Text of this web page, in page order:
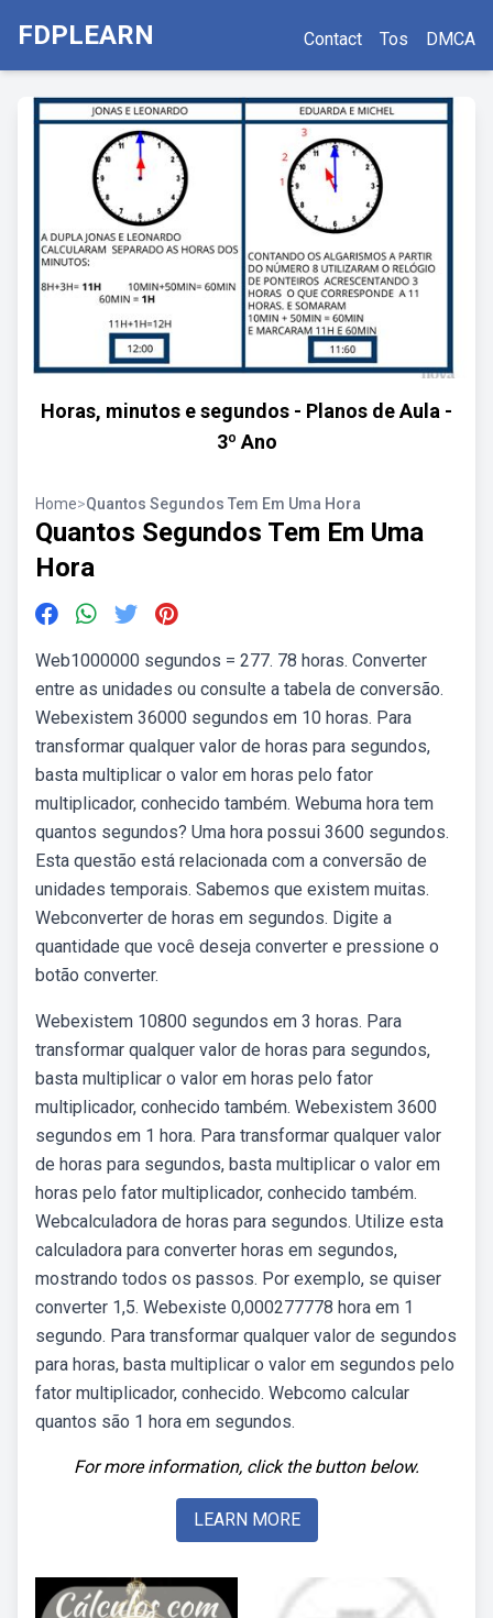
FDPLEARN Contact Tos DMCA
Horas, minutos e segundos - Planos de Aula -
3º Ano
Home>Quantos Segundos Tem Em Uma Hora
Quantos Segundos Tem Em Uma
Hora
Web1000000 segundos = 277. 78 horas. Converter
entre as unidades ou consulte a tabela de conversão.
Webexistem 36000 segundos em 10 horas. Para
transformar qualquer valor de horas para segundos,
basta multiplicar o valor em horas pelo fator
multiplicador, conhecido também. Webuma hora tem
quantos segundos? Uma hora possui 3600 segundos.
Esta questão está relacionada com a conversão de
unidades temporais. Sabemos que existem muitas.
Webconverter de horas em segundos. Digite a
quantidade que você deseja converter e pressione o
botão converter.
Webexistem 10800 segundos em 3 horas. Para
transformar qualquer valor de horas para segundos,
basta multiplicar o valor em horas pelo fator
multiplicador, conhecido também. Webexistem 3600
segundos em 1 hora. Para transformar qualquer valor
de horas para segundos, basta multiplicar o valor em
horas pelo fator multiplicador, conhecido também.
Webcalculadora de horas para segundos. Utilize esta
calculadora para converter horas em segundos,
mostrando todos os passos. Por exemplo, se quiser
converter 1,5. Webexiste 0,000277778 hora em 1
segundo. Para transformar qualquer valor de segundos
para horas, basta multiplicar o valor em segundos pelo
fator multiplicador, conhecido. Webcomo calcular
quantos são 1 hora em segundos.
For more information, click the button below.
LEARN MORE